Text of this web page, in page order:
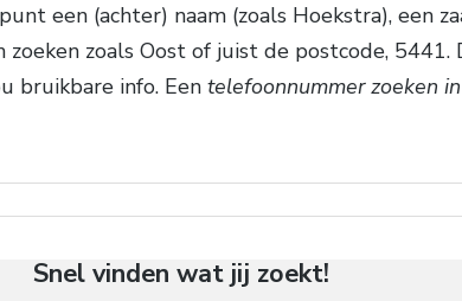
een (achter) naam (zoals Hoekstra), een
zoals Oost of juist de postcode, 5441.
bruikbare info. Eentelefoonnummer zoeken
Snel vinden wat jij zoekt!